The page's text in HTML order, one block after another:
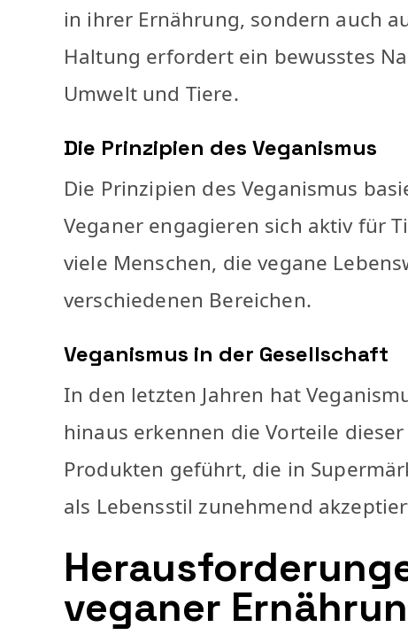
in ihrer Ernährung, sondern auch
Haltung erfordert ein bewusstes
Umwelt und Tiere.
Die Prinzipien des Veganismus
Die Prinzipien des Veganismus
Veganer engagieren sich aktiv für
viele Menschen, die vegane
verschiedenen Bereichen.
Veganismus in der Gesellschaft
In den letzten Jahren hat
hinaus erkennen die Vorteile
Produkten geführt, die in
als Lebensstil zunehmend
veganer